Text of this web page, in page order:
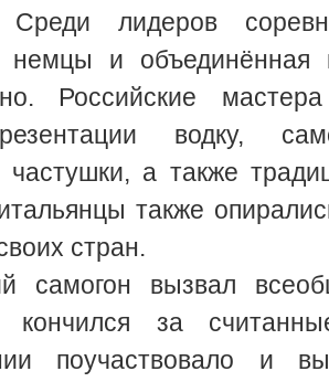
Среди лидеров
немцы и
Российские
водку,
частушки, а также
также
стран.
самогон вызвал
кончился за
поучаствовало и